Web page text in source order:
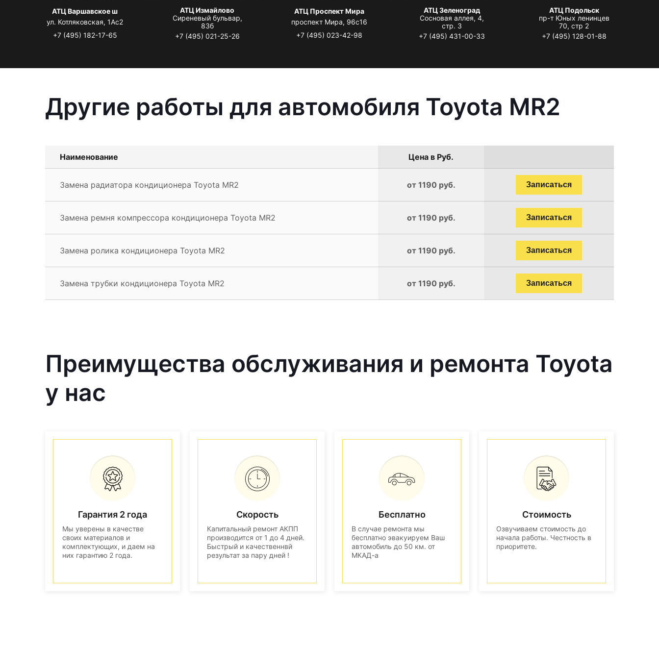
АТЦ Варшавское ш
ул. Котляковская, 1Ас2
+7 (495) 182-17-65
АТЦ Измайлово
Сиреневый бульвар,
83б
+7 (495) 021-25-26
АТЦ Проспект Мира
проспект Мира, 96с16
+7 (495) 023-42-98
АТЦ Зеленоград
Сосновая аллея, 4,
стр. 3
+7 (495) 431-00-33
АТЦ Подольск
пр-т Юных ленинцев
70, стр 2
+7 (495) 128-01-88
Другие работы для автомобиля Toyota MR2
Наименование Цена в Руб.
Замена радиатора кондиционера Toyota MR2 от 1190 руб. Записаться
Замена ремня компрессора кондиционера Toyota MR2 от 1190 руб. Записаться
Замена ролика кондиционера Toyota MR2 от 1190 руб. Записаться
Замена трубки кондиционера Toyota MR2 от 1190 руб. Записаться
Преимущества обслуживания и ремонта Toyota
у нас
Гарантия 2 года
Мы уверены в качестве
своих материалов и
комплектующих, и даем на
них гарантию 2 года.
Скорость
Капитальный ремонт АКПП
производится от 1 до 4 дней.
Быстрый и качественнвй
результат за пару дней !
Бесплатно
В случае ремонта мы
бесплатно эвакуируем Ваш
автомобиль до 50 км. от
МКАД-а
Стоимость
Озвучиваем стоимость до
начала работы. Честность в
приоритете.